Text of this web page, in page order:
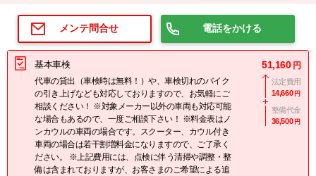
メンテ問合せ 電話をかける
基本車検
代車の貸出（車検時は無料！）や、車検切れのバイク
の引き上げなども対応しておりますので、お気軽にご
相談ください！ ※対象メーカー以外の車両も対応可能
な場合もあるので、一度ご相談下さい！ ※料金表はノ
ンカウルの車両の場合です。スクーター、カウル付き
車両の場合は若干割増料金になりますので、ご了承く
ださい。 ※上記費用には、点検に伴う清掃や調整・整
備は含まれておりますが、お客さまのご希望による追
51,160 円
法定費用
14,660 円
整備代金
36,500 円